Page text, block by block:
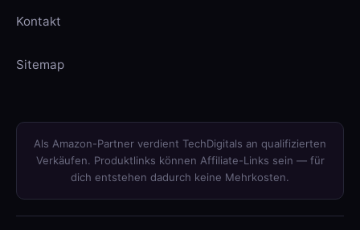
Kontakt
Sitemap
Als Amazon-Partner verdient TechDigitals an qualifizierten
Verkäufen. Produktlinks können Affiliate-Links sein — für
dich entstehen dadurch keine Mehrkosten.